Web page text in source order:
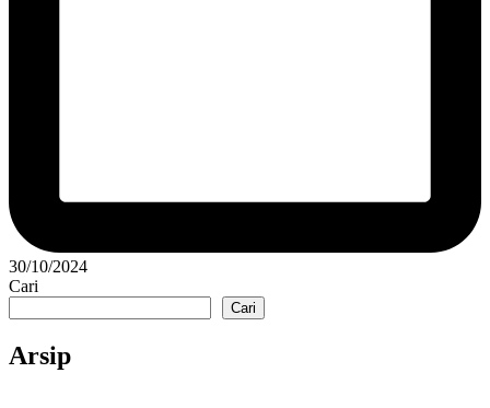
30/10/2024
Cari
Cari
Arsip